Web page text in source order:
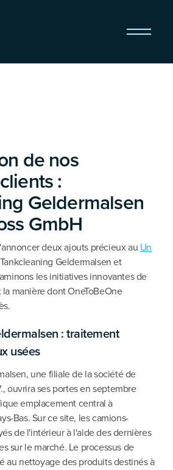
de nos
:
Geldermalsen
GmbH
deux ajouts précieux au Un
Geldermalsen et
les initiatives innovantes de
manière dont OneToBeOne
: traitement
usées
une filiale de la société de
ouvrira ses portes en septembre
emplacement central à
Bas. Sur ce site, les camions-
de l'intérieur à l'aide des dernières
sur le marché. Le processus de
au nettoyage des produits destinés à